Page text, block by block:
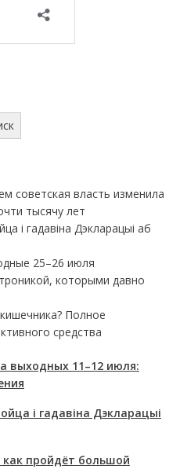
советская власть изменила
тысячу лет
і гадавіна Дэкларацыі аб
25–26 июля
которыми давно
Полное
средства
выходных 11–12 июля:
і гадавіна Дэкларацыі
пройдёт большой